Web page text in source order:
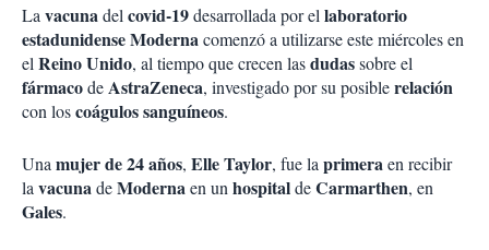
La vacunadel covid-19desarrollada por el laboratorio
estadunidense Modernacomenzó a utilizarse este miércoles en
el Reino Unido, al tiempo que crecen lasdudassobre el
fármacodeAstraZeneca, investigado por su posiblerelación
con loscoágulos sanguíneos.
Una mujer de 24 años, Elle Taylor, fue la primeraen recibir
la vacunadeModernaen un hospitaldeCarmarthen, en
Gales.